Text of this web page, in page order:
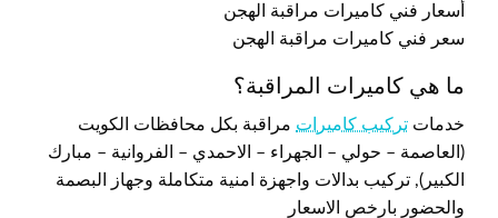
أسعار فني كاميرات مراقبة الهجن
سعر فني كاميرات مراقبة الهجن
ما هي كاميرات المراقبة؟
خدمات تركيب كاميرات مراقبة بكل محافظات الكويت
(العاصمة – حولي – الجهراء – الاحمدي – الفروانية – مبارك
الكبير), تركيب بدالات واجهزة امنية متكاملة وجهاز البصمة
والحضور بارخص الاسعار